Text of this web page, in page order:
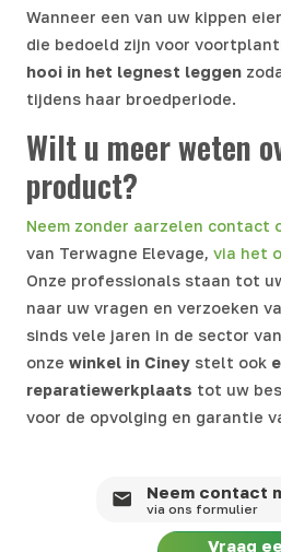
Wanneer een van uw kippen
die bedoeld zijn voor
hooi in het legnest leggen
tijdens haar broedperiode.
Wilt u meer weten
product?
Neem zonder aarzelen contact
van Terwagne Elevage, via het
Onze professionals staan tot
naar uw vragen en verzoeken
sinds vele jaren in de sector van
onze winkel in Ciney stelt ook
reparatiewerkplaats tot uw
voor de opvolging en garantie
Neem contact
via ons formulier
Vraag